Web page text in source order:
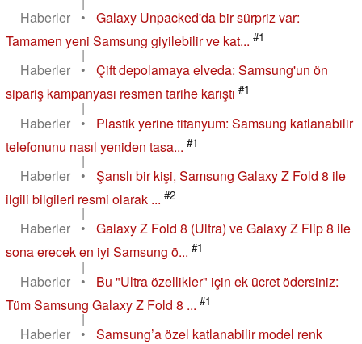
Haberler
•
Galaxy Unpacked'da bir sürpriz var:
Tamamen yeni Samsung giyilebilir ve kat... #1
|
Haberler
•
Çift depolamaya elveda: Samsung'un ön
sipariş kampanyası resmen tarihe karıştı #1
|
Haberler
•
Plastik yerine titanyum: Samsung katlanabilir
telefonunu nasıl yeniden tasa... #1
|
Haberler
•
Şanslı bir kişi, Samsung Galaxy Z Fold 8 ile
ilgili bilgileri resmi olarak ... #2
|
Haberler
•
Galaxy Z Fold 8 (Ultra) ve Galaxy Z Flip 8 ile
sona erecek en iyi Samsung ö... #1
|
Haberler
•
Bu "Ultra özellikler" için ek ücret ödersiniz:
Tüm Samsung Galaxy Z Fold 8 ... #1
|
Haberler
•
Samsung’a özel katlanabilir model renk